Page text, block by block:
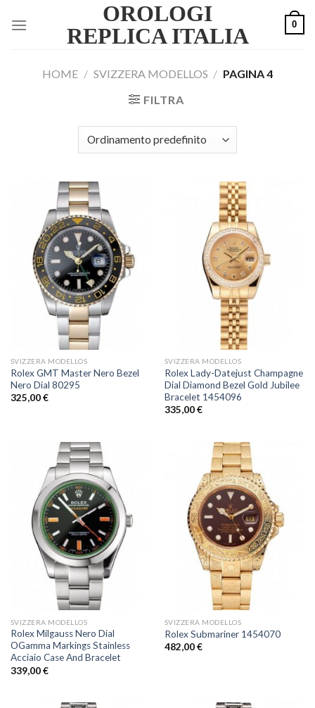
OROLOGI
REPLICA ITALIA
0
HOME / SVIZZERA MODELLOS / PAGINA 4
FILTRA
SVIZZERA MODELLOS
Rolex GMT Master Nero Bezel
Nero Dial 80295
325,00€
SVIZZERA MODELLOS
Rolex Lady-Datejust Champagne
Dial Diamond Bezel Gold Jubilee
Bracelet 1454096
335,00€
SVIZZERA MODELLOS
Rolex Milgauss Nero Dial
OGamma Markings Stainless
Acciaio Case And Bracelet
339,00€
SVIZZERA MODELLOS
Rolex Submariner 1454070
482,00€